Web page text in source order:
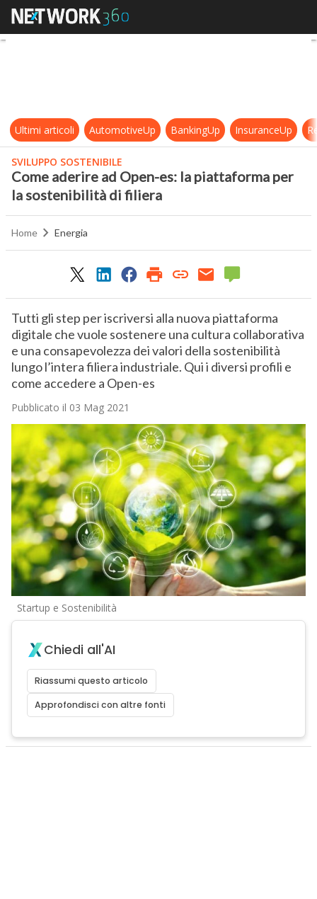
Come aderire ad Open-es: la
Ultimi articoli AutomotiveUp BankingUp InsuranceUp
SVILUPPO SOSTENIBILE
Come aderire ad Open-es: la piattaforma per
la sostenibilità di filiera
Home Energia
Tutti gli step per iscriversi alla nuova piattaforma
digitale che vuole sostenere una cultura collaborativa
e una consapevolezza dei valori della sostenibilità
lungo l’intera filiera industriale. Qui i diversi profili e
come accedere a Open-es
Pubblicato il 03 Mag 2021
Startup e Sostenibilità
Chiedi all'AI
Riassumi questo articolo
Approfondisci con altre fonti